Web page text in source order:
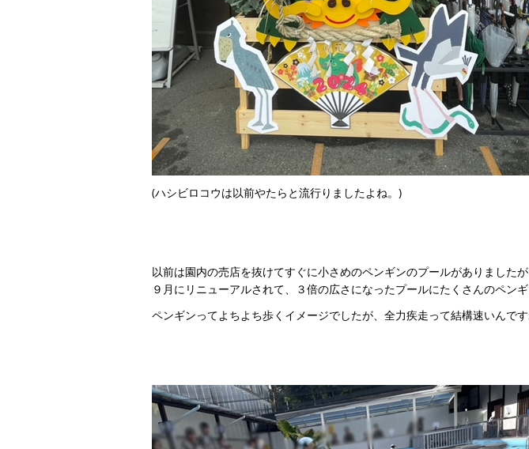
(ハシビロコウは以前やたらと流行りましたよね。)
以前は園内の売店を抜けてすぐに小さめのペンギンのプールがありましたが
９月にリニューアルされて、３倍の広さになったプールにたくさんのペン
ペンギンってよちよち歩くイメージでしたが、全力疾走って結構速いんです